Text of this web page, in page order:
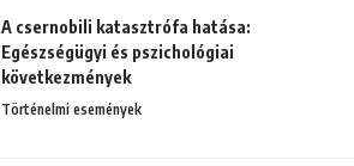
A csernobili katasztrófa hatása:
Egészségügyi és pszichológiai
következmények
Történelmi események